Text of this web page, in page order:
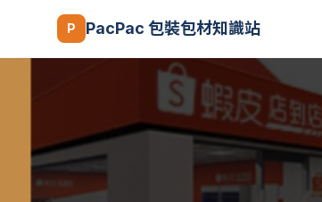
P PacPac 包裝包材知識站